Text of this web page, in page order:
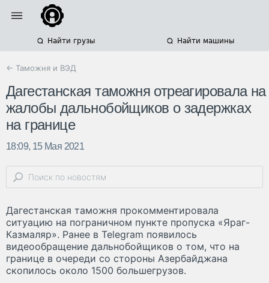
Найти грузы Найти машины
← Таможня и ВЭД
Дагестанская таможня отреагировала на
жалобы дальнобойщиков о задержках
на границе
18:09, 15 Мая 2021
Дагестанская таможня прокомментировала
ситуацию на пограничном пункте пропуска «Яраг-
Казмаляр». Ранее в Telegram появилось
видеообращение дальнобойщиков о том, что на
границе в очереди со стороны Азербайджана
скопилось около 1500 большегрузов.